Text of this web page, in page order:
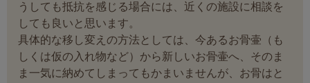
うしても抵抗を感じる場合には、近くの施設に相談を
しても良いと思います。
具体的な移し変えの方法としては、今あるお骨壷（も
しくは仮の入れ物など）から新しいお骨壷へ、そのま
ま一気に納めてしまってもかまいませんが、お骨はと